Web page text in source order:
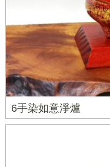
6手染如意淨爐